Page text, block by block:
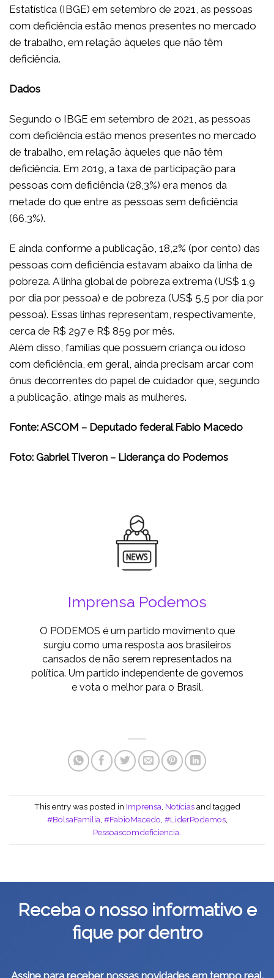
Estatística (IBGE) em setembro de 2021, as pessoas
com deficiência estão menos presentes no mercado
de trabalho, em relação àqueles que não têm
deficiência.
Dados
Segundo o IBGE em setembro de 2021, as pessoas
com deficiência estão menos presentes no mercado
de trabalho, em relação àqueles que não têm
deficiência. Em 2019, a taxa de participação para
pessoas com deficiência (28,3%) era menos da
metade do que entre as pessoas sem deficiência
(66,3%).
E ainda conforme a publicação, 18,2% (por cento) das
pessoas com deficiência estavam abaixo da linha de
pobreza. A linha global de pobreza extrema (US$ 1,9
por dia por pessoa) e de pobreza (US$ 5,5 por dia por
pessoa). Essas linhas representam, respectivamente,
cerca de R$ 297 e R$ 859 por mês.
Além disso, famílias que possuem criança ou idoso
com deficiência, em geral, ainda precisam arcar com
ônus decorrentes do papel de cuidador que, segundo
a publicação, atinge mais as mulheres.
Fonte: ASCOM – Deputado federal Fabio Macedo
Foto: Gabriel Tiveron – Liderança do Podemos
Imprensa Podemos
O PODEMOS é um partido movimento que
surgiu como uma resposta aos brasileiros
cansados de não serem representados na
política. Um partido independente de governos
e vota o melhor para o Brasil.
This entry was posted in Imprensa Notíciasand tagged
#BolsaFamilia #FabioMacedo #LiderPodemos,
Pessoascomdeficiencia
Receba o nosso informativo e
fique por dentro
Assine para receber nossas novidades em tempo real.